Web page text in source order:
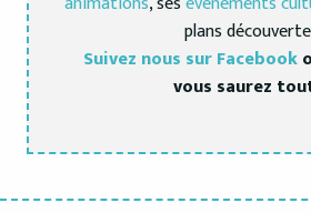
plans
Suivez nous sur Facebook
vous saurez